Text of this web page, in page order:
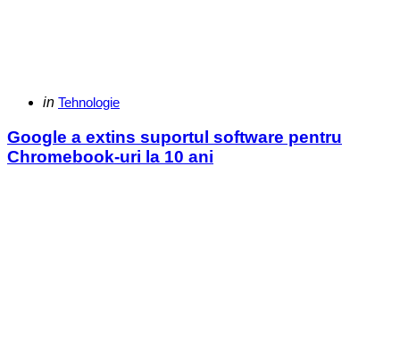
Categories
Posted
in Tehnologie
Google a extins suportul software pentru
Chromebook-uri la 10 ani